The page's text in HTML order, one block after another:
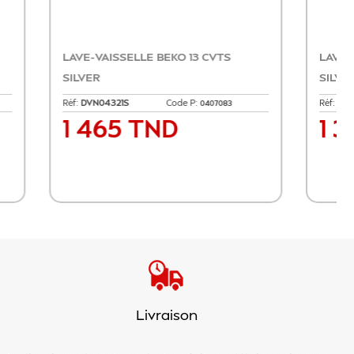
LAVE LINGE LG WM 8KG 1400T
Réf:F4R3TYG6P SIL Code P:
Prix
2 135 TND
Livraison